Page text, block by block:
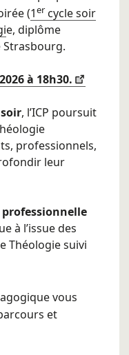
(1er cycle soir
e, diplôme
Strasbourg.
à 18h30.
, l’ICP poursuit
professionnels,
leur
professionnelle
à l’issue des
Théologie suivi
vous
et